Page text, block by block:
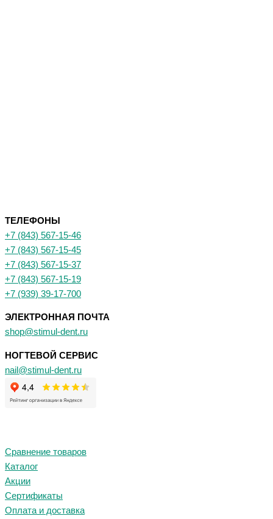
ТЕЛЕФОНЫ
+7 (843) 567-15-46
+7 (843) 567-15-45
+7 (843) 567-15-37
+7 (843) 567-15-19
+7 (939) 39-17-700
ЭЛЕКТРОННАЯ ПОЧТА
shop@stimul-dent.ru
НОГТЕВОЙ СЕРВИС
nail@stimul-dent.ru
Сравнение товаров
Каталог
Акции
Сертификаты
Оплата и доставка